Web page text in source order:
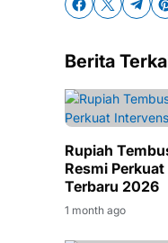
Berita
Rupiah
Resmi
Terbaru 2026
1 month ago